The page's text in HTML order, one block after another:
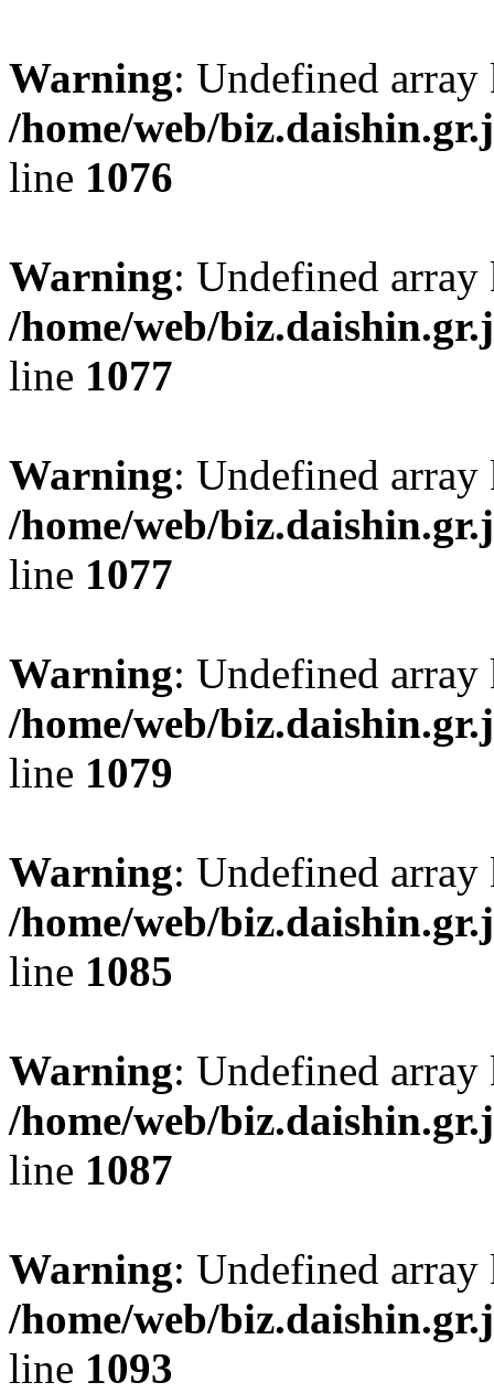
Warning: Undefined
/home/web/
line 1076
Warning: Undefined
/home/web/
line 1077
Warning: Undefined
/home/web/
line 1077
Warning: Undefined
/home/web/
line 1079
Warning: Undefined
/home/web/
line 1085
Warning: Undefined
/home/web/
line 1087
Warning: Undefined
/home/web/
line 1093